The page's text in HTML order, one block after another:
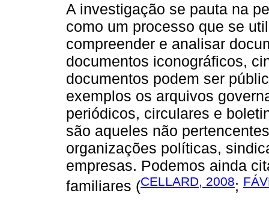
A investigação se pauta na
como um processo que se
compreender e analisar
documentos iconográficos,
documentos podem ser
exemplos os arquivos
periódicos, circulares e
são aqueles não
organizações políticas,
empresas. Podemos ainda
familiares (CELLARD, 2008;